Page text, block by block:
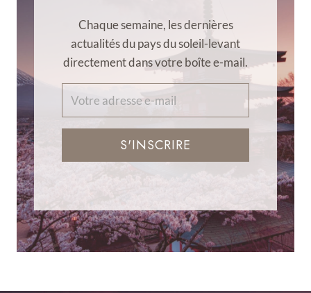
Chaque semaine, les dernières
actualités du pays du soleil-levant
directement dans votre boîte e-mail.
S'INSCRIRE